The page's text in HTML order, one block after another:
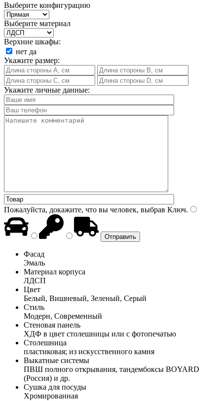
Выберите конфигурацию
Выберите материал
Верхние шкафы:
нет да
Укажите размер:
Укажите личные данные:
Пожалуйста, докажите, что вы человек, выбрав Ключ.
Фасад
Эмаль
Материал корпуса
ЛДСП
Цвет
Белый, Вишневый, Зеленый, Серый
Стиль
Модерн, Современный
Стеновая панель
ХДФ в цвет столешницы или с фотопечатью
Столешница
пластиковая; из искусственного камня
Выкатные системы
ПВШ полного открывания, тандембоксы BOYARD
(Россия) и др.
Сушка для посуды
Хромированная